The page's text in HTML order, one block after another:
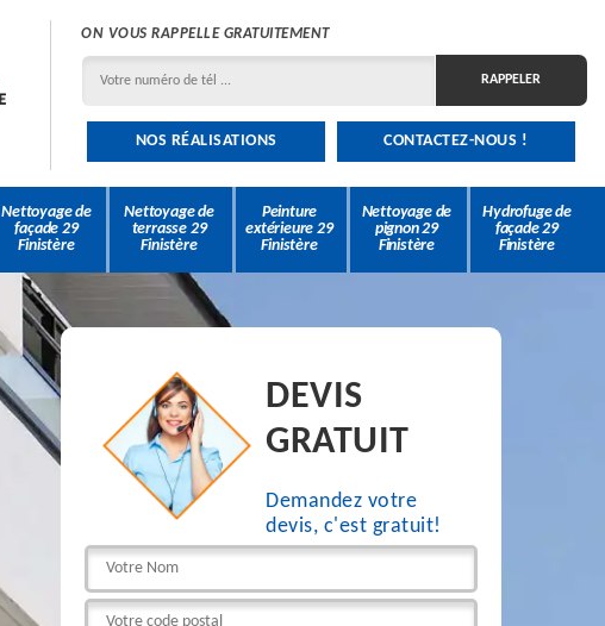
ON VOUS RAPPELLE GRATUITEMENT
NOS RÉALISATIONS CONTACTEZ-NOUS !
Nettoyage de
façade 29
Finistère
Nettoyage de
terrasse 29
Finistère
Peinture
extérieure 29
Finistère
Nettoyage de
pignon 29
Finistère
Hydrofuge de
façade 29
Finistère
DEVIS
GRATUIT
Demandez votre
devis, c'est gratuit!